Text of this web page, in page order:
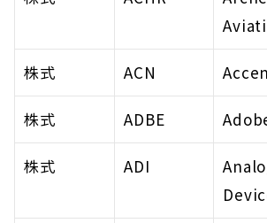
株式 ACN
株式 ADBE
株式 ADI